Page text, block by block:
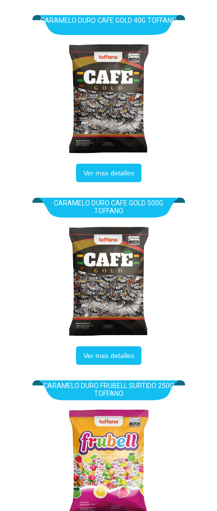
CARAMELO DURO CAFE GOLD 40G TOFFANO
Ver mas detalles
CARAMELO DURO CAFE GOLD 500G
TOFFANO
Ver mas detalles
CARAMELO DURO FRUBELL SURTIDO 250G
TOFFANO